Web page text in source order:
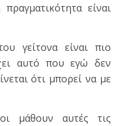
είναι
γείτονα είναι πιο
αυτό που εγώ δεν
ότι μπορεί να με
μάθουν αυτές τις